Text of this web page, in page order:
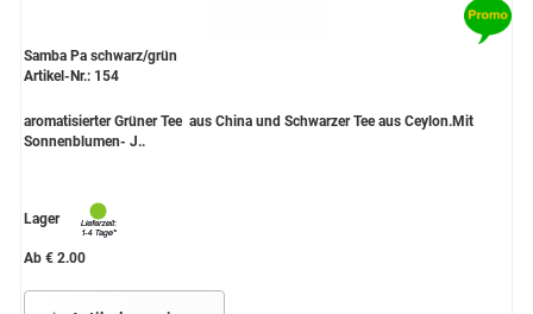
Samba Pa schwarz/grün
Artikel-Nr.: 154
aromatisierter Grüner Tee aus China und Schwarzer Tee aus Ceylon.Mit
Sonnenblumen- J..
Lager
Ab € 2.00